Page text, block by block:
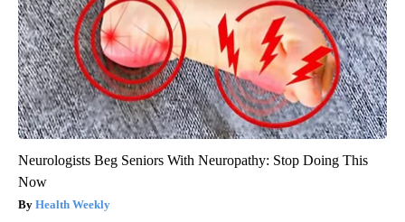
Neurologists Beg Seniors With Neuropathy: Stop Doing This
Now
Health Weekly